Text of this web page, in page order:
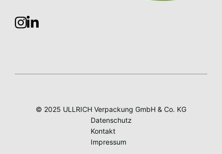
© 2025 ULLRICH Verpackung GmbH & Co. KG
Datenschutz
Kontakt
Impressum